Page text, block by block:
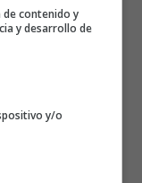
de contenido y
y desarrollo de
y/o